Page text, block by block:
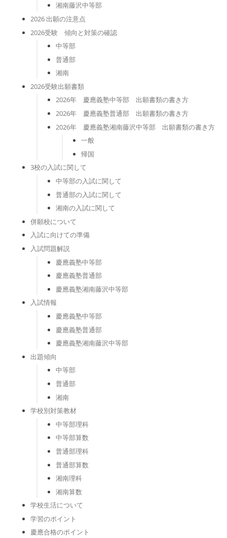
湘南藤沢中等部
2026 出願の注意点
2026受験 傾向と対策の確認
中等部
普通部
湘南
2026受験出願書類
2026年 慶應義塾中等部 出願書類の書き方
2026年 慶應義塾普通部 出願書類の書き方
2026年 慶應義塾湘南藤沢中等部 出願書類の書き方
一般
帰国
3校の入試に関して
中等部の入試に関して
普通部の入試に関して
湘南の入試に関して
併願校について
入試に向けての準備
入試問題解説
慶應義塾中等部
慶應義塾普通部
慶應義塾湘南藤沢中等部
入試情報
慶應義塾中等部
慶應義塾普通部
慶應義塾湘南藤沢中等部
出題傾向
中等部
普通部
湘南
学校別対策教材
中等部理科
中等部算数
普通部理科
普通部算数
湘南理科
湘南算数
学校生活について
学習のポイント
慶應合格のポイント